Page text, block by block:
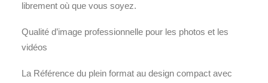
librement où que vous soyez.
Qualité d’image professionnelle pour les photos et les
vidéos
La Référence du plein format au design compact avec